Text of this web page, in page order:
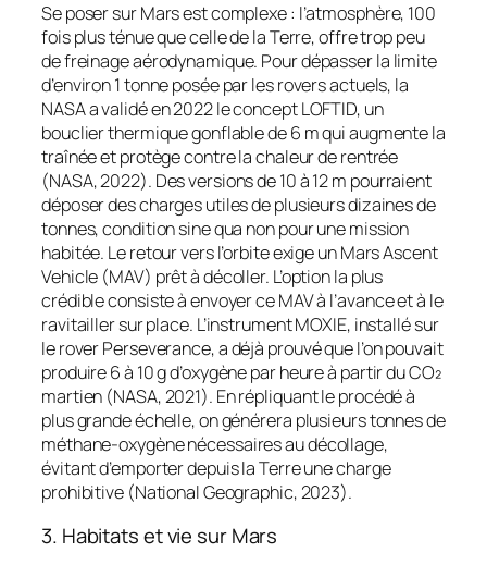
Se poser sur Mars est complexe : l’atmosphère, 100
fois plus ténue que celle de la Terre, offre trop peu
de freinage aérodynamique. Pour dépasser la limite
d’environ 1 tonne posée par les rovers actuels, la
NASA a validé en 2022 le concept LOFTID, un
bouclier thermique gonflable de 6 m qui augmente la
traînée et protège contre la chaleur de rentrée
(NASA, 2022). Des versions de 10 à 12 m pourraient
déposer des charges utiles de plusieurs dizaines de
tonnes, condition sine qua non pour une mission
habitée. Le retour vers l’orbite exige un Mars Ascent
Vehicle (MAV) prêt à décoller. L’option la plus
crédible consiste à envoyer ce MAV à l’avance et à le
ravitailler sur place. L’instrument MOXIE, installé sur
le roverPerseverance, a déjà prouvé que l’on pouvait
produire 6 à 10 g d’oxygène par heure à partir du CO₂
martien (NASA, 2021). En répliquant le procédé à
plus grande échelle, on générera plusieurs tonnes de
méthane-oxygène nécessaires au décollage,
évitant d’emporter depuis la Terre une charge
prohibitive (National Geographic, 2023).
3. Habitats et vie sur Mars